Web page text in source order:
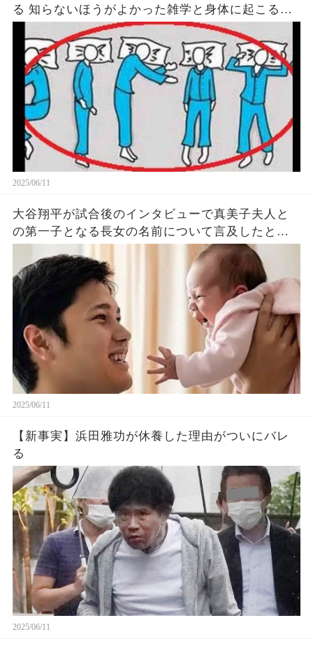
る 知らないほうがよかった雑学と身体に起こる現
象がヤバい… 驚くべき 大人の 面白いけど知ると後
悔
2025/06/11
大谷翔平が試合後のインタビューで真美子夫人と
の第一子となる長女の名前について言及したと話
題に！山本由伸や佐々木朗希は知ってそう！
2025/06/11
【新事実】浜田雅功が休養した理由がついにバレ
る
2025/06/11